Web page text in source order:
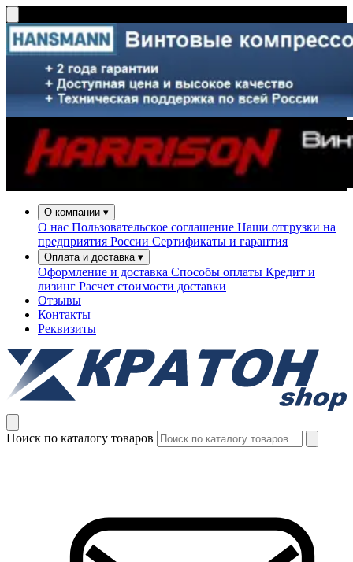
О компании ▾
О нас Пользовательское соглашение Наши отгрузки на
предприятия России Сертификаты и гарантия
Оплата и доставка ▾
Оформление и доставка Способы оплаты Кредит и
лизинг Расчет стоимости доставки
Отзывы
Контакты
Реквизиты
Поиск по каталогу товаров